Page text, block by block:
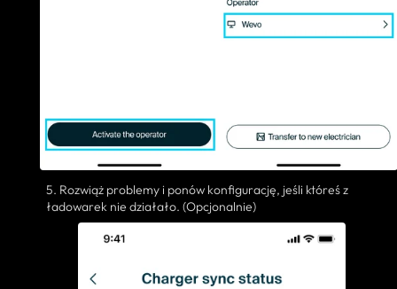
5. Rozwiąż problemy i ponów konfigurację, jeśli któreś z
ładowarek nie działało. (Opcjonalnie)